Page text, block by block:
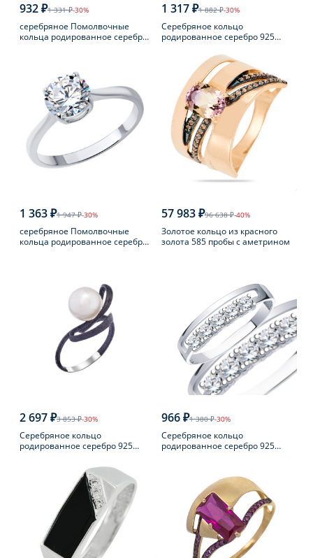
932 ₽1 331 ₽-30%
серебряное Помолвочные
кольца родированное серебро
1 317 ₽1 882 ₽-30%
Серебряное кольцо
родированное серебро 925
1 363 ₽1 947 ₽-30%
серебряное Помолвочные
кольца родированное серебро
57 983 ₽96 638 ₽-40%
Золотое кольцо из красного
золота 585 пробы с аметрином
2 697 ₽3 853 ₽-30%
Серебряное кольцо
родированное серебро 925
966 ₽1 380 ₽-30%
Серебряное кольцо
родированное серебро 925